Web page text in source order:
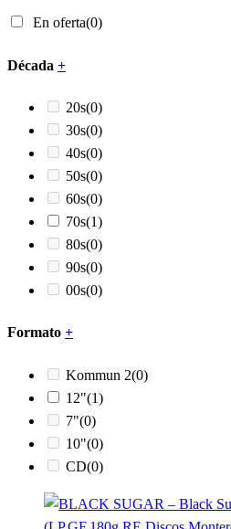
En oferta(0)
Década +
20s(0)
30s(0)
40s(0)
50s(0)
60s(0)
70s(1)
80s(0)
90s(0)
00s(0)
Formato +
Kommun 2(0)
12"(1)
7"(0)
10"(0)
CD(0)